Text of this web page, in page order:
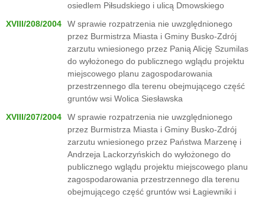
osiedlem Piłsudskiego i ulicą Dmowskiego
XVIII/208/2004
W sprawie rozpatrzenia nie uwzględnionego
przez Burmistrza Miasta i Gminy Busko-Zdrój
zarzutu wniesionego przez Panią Alicję Szumilas
do wyłożonego do publicznego wglądu projektu
miejscowego planu zagospodarowania
przestrzennego dla terenu obejmującego część
gruntów wsi Wolica Siesławska
XVIII/207/2004
W sprawie rozpatrzenia nie uwzględnionego
przez Burmistrza Miasta i Gminy Busko-Zdrój
zarzutu wniesionego przez Państwa Marzenę i
Andrzeja Lackorzyńskich do wyłożonego do
publicznego wglądu projektu miejscowego planu
zagospodarowania przestrzennego dla terenu
obejmującego część gruntów wsi Łagiewniki i